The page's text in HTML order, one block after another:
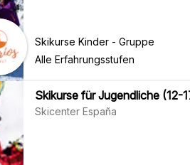
Skikurse Kinder - Gruppe
Alle Erfahrungsstufen
Skikurse für Jugendliche (12-
Skicenter España